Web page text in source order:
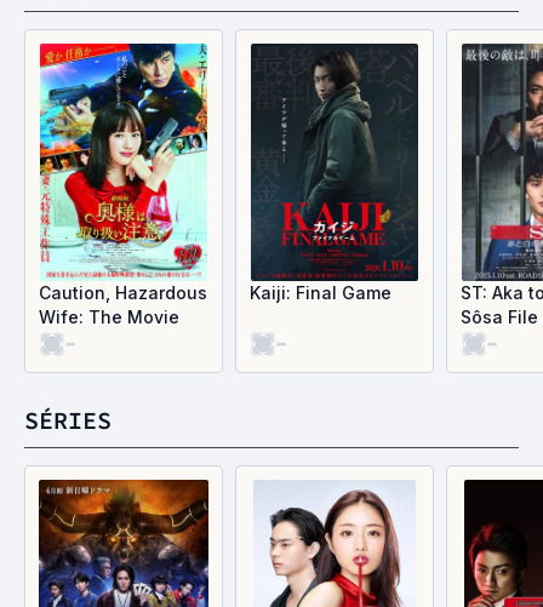
Caution, Hazardous
Wife: The Movie
-
Kaiji: Final Game
-
ST: Aka
Sôsa
-
SÉRIES